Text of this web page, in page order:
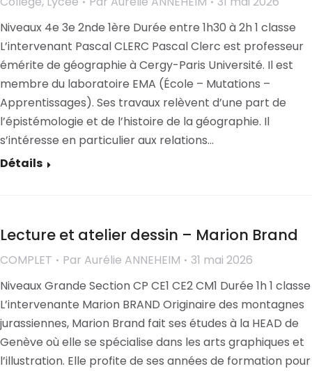
Niveaux 4e 3e 2nde 1ère Durée entre 1h30 à 2h 1 classe
L’intervenant Pascal CLERC Pascal Clerc est professeur
émérite de géographie à Cergy-Paris Université. Il est
membre du laboratoire EMA (École – Mutations –
Apprentissages). Ses travaux relèvent d’une part de
l’épistémologie et de l’histoire de la géographie. Il
s’intéresse en particulier aux relations…
Détails
Lecture et atelier dessin – Marion Brand
COMPLET Par Aurélie ANNEHEIM
31 mai 2026
Niveaux Grande Section CP CE1 CE2 CM1 Durée 1h 1 classe
L’intervenante Marion BRAND Originaire des montagnes
jurassiennes, Marion Brand fait ses études à la HEAD de
Genève où elle se spécialise dans les arts graphiques et
l’illustration. Elle profite de ses années de formation pour